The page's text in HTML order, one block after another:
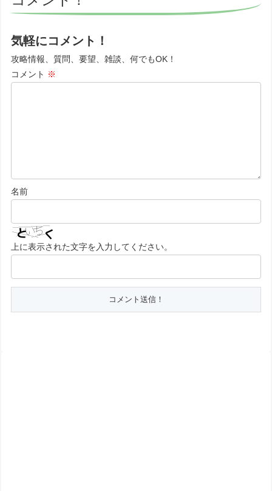
気軽にコメント！
攻略情報、質問、要望、雑談、何でもOK！
コメント ※
名前
上に表示された文字を入力してください。